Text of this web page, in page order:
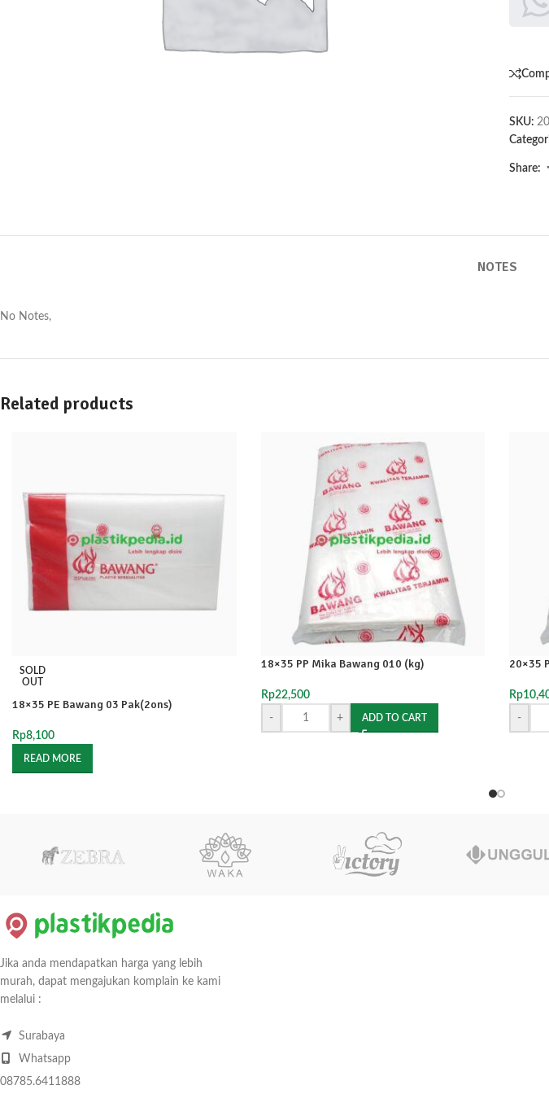
SKU:
Share:
NOTES
No Notes,
Related products
SOLD
OUT
18×35 PE Bawang 03 Pak(2ons)
Rp8,100
READ MORE
18×35 PP Mika Bawang 010 (kg)
Rp22,500
-
+ ADD TO CART
20×35
Rp
-
Jika anda mendapatkan harga yang lebih
murah, dapat mengajukan komplain ke kami
melalui :
Surabaya
Whatsapp
08785.6411888